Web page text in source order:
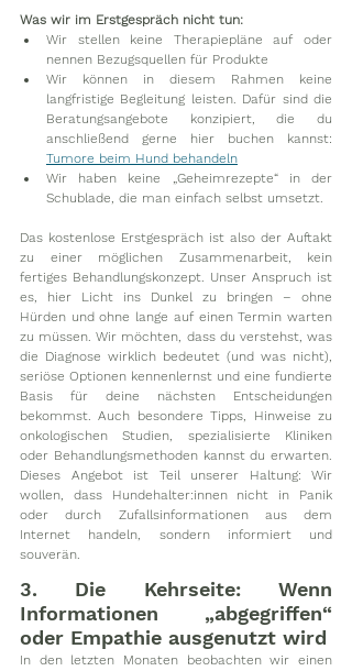
Was wir im Erstgespräch nicht tun:
Wir stellen keine Therapiepläne auf oder
nennen Bezugsquellen für Produkte
Wir können in diesem Rahmen keine
langfristige Begleitung leisten. Dafür sind die
Beratungsangebote konzipiert, die du
Tumore beim Hund behandeln
Wir haben keine „Geheimrezepte“ in der
Schublade, die man einfach selbst umsetzt.
Das kostenlose Erstgespräch ist also der Auftakt
zu einer möglichen Zusammenarbeit, kein
fertiges Behandlungskonzept. Unser Anspruch ist
es, hier Licht ins Dunkel zu bringen – ohne
Hürden und ohne lange auf einen Termin warten
zu müssen. Wir möchten, dass du verstehst, was
die Diagnose wirklich bedeutet (und was nicht),
seriöse Optionen kennenlernst und eine fundierte
Basis für deine nächsten Entscheidungen
bekommst. Auch besondere Tipps, Hinweise zu
onkologischen Studien, spezialisierte Kliniken
oder Behandlungsmethoden kannst du erwarten.
Dieses Angebot ist Teil unserer Haltung: Wir
wollen, dass Hundehalter:innen nicht in Panik
oder durch Zufallsinformationen aus dem
Internet handeln, sondern informiert und
souverän.
3. Die Kehrseite: Wenn
Informationen „abgegriffen“
oder Empathie ausgenutzt wird
In den letzten Monaten beobachten wir einen